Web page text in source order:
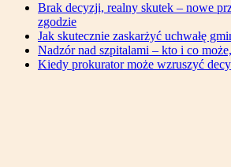
Brak decyzji, realny skutek – nowe
zgodzie
Jak skutecznie zaskarżyć uchwałę
Nadzór nad szpitalami – kto i co
Kiedy prokurator może wzruszyć